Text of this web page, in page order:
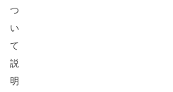
つ
い
て
説
明